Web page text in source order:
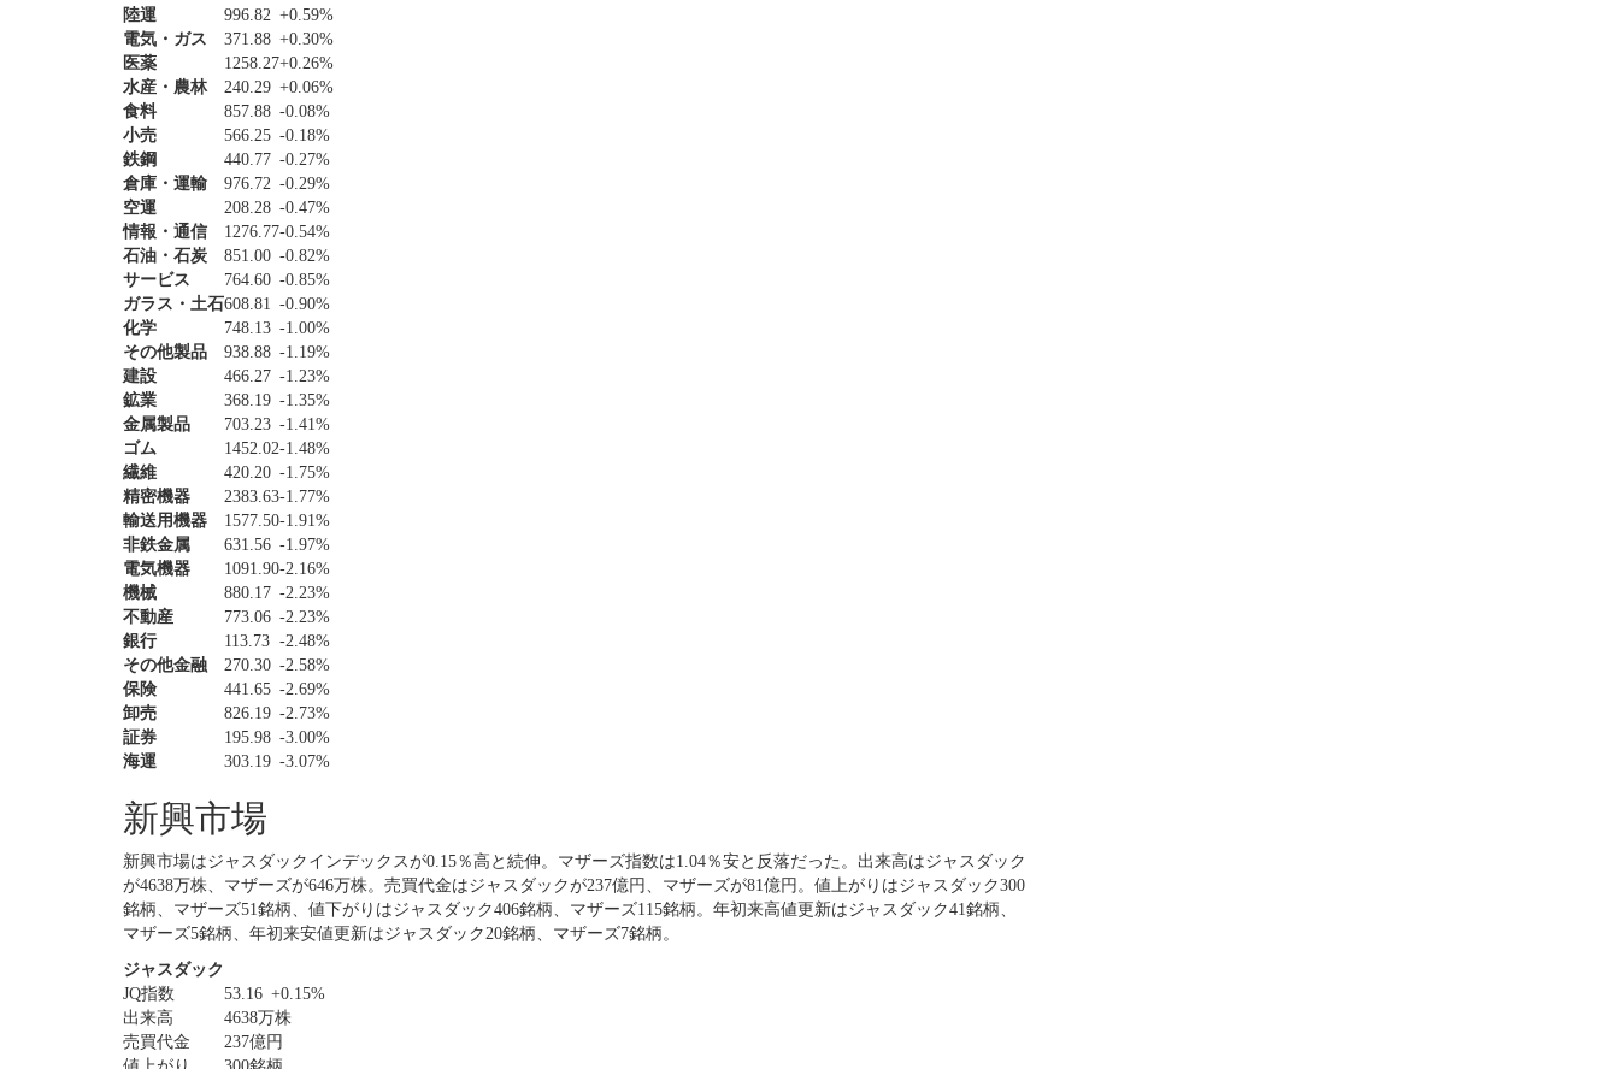
陸運
996.82 +0.59%
電気・ガス
371.88 +0.30%
医薬
1258.27+0.26%
水産・農林
240.29 +0.06%
食料
857.88 -0.08%
小売
566.25 -0.18%
鉄鋼
440.77 -0.27%
倉庫・運輸
976.72 -0.29%
空運
208.28 -0.47%
情報・通信
1276.77-0.54%
石油・石炭
851.00 -0.82%
サービス
764.60 -0.85%
ガラス・土石608.81 -0.90%
化学
748.13 -1.00%
その他製品
938.88 -1.19%
建設
466.27 -1.23%
鉱業
368.19 -1.35%
金属製品
703.23 -1.41%
ゴム
1452.02-1.48%
繊維
420.20 -1.75%
精密機器
2383.63-1.77%
輸送用機器
1577.50-1.91%
非鉄金属
631.56 -1.97%
電気機器
1091.90-2.16%
機械
880.17 -2.23%
不動産
773.06 -2.23%
銀行
113.73 -2.48%
その他金融
270.30 -2.58%
保険
441.65 -2.69%
卸売
826.19 -2.73%
証券
195.98 -3.00%
海運
303.19 -3.07%
新興市場
新興市場はジャスダックインデックスが0.15％高と続伸。マザーズ指数は1.04％安と反落だった。出来高はジャスダック
が4638万株、マザーズが646万株。売買代金はジャスダックが237億円、マザーズが81億円。値上がりはジャスダック300
銘柄、マザーズ51銘柄、値下がりはジャスダック406銘柄、マザーズ115銘柄。年初来高値更新はジャスダック41銘柄、
マザーズ5銘柄、年初来安値更新はジャスダック20銘柄、マザーズ7銘柄。
ジャスダック
JQ指数
53.16 +0.15%
出来高
4638万株
売買代金
237億円